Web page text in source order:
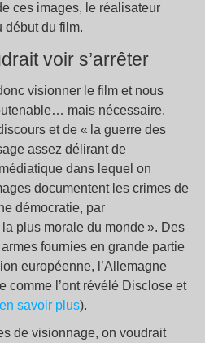
ces images, le réalisateur
début du film.
voir s’arrêter
visionner le film et nous
mais nécessaire.
et de « la guerre des
assez délirant de
dans lequel on
documentent les crimes de
démocratie, par
la plus morale du monde ». Des
fournies en grande partie
européenne, l’Allemagne
comme l’ont révélé Disclose et
en savoir plus).
de visionnage, on voudrait